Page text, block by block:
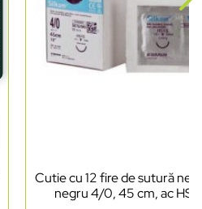
Cutie cu 12 fire de sutură
negru 4/0, 45 cm, ac